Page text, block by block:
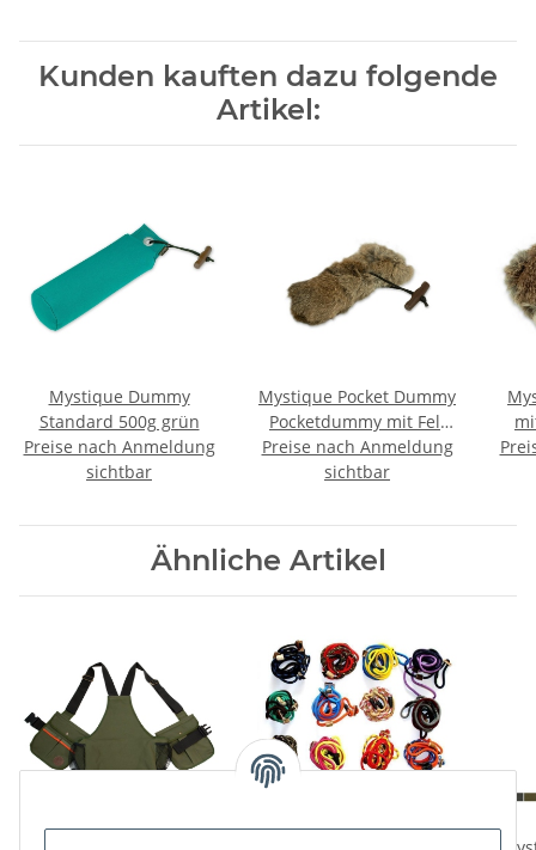
Kunden kauften dazu folgende
Artikel:
Mystique Dummy
Standard 500g grün
Preise nach Anmeldung
sichtbar
Mystique Pocket Dummy
Pocketdummy mit Fell
150g
Preise nach Anmeldung
sichtbar
Ähnliche Artikel